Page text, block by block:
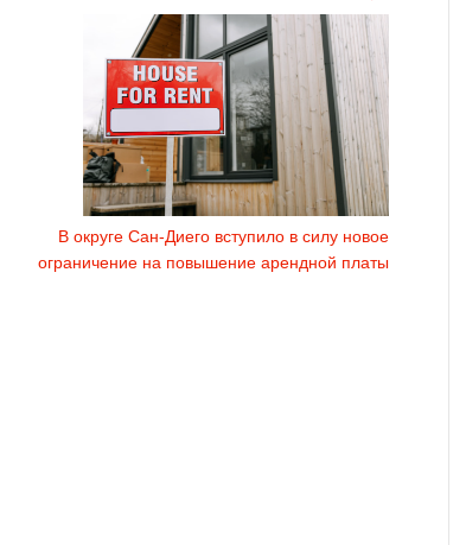
В округе Сан-Диего вступило в силу новое
ограничение на повышение арендной платы